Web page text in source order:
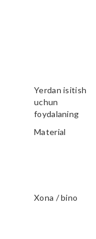
Yerdan isitish
uchun
foydalaning
Material
Xona / bino